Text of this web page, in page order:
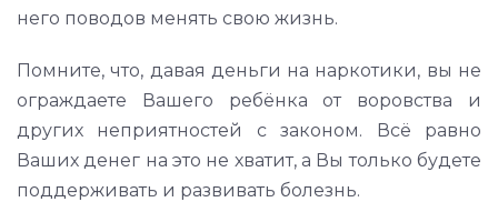
него поводов менять свою жизнь.
Помните, что, давая деньги на наркотики, вы не
ограждаете Вашего ребёнка от воровства и
других неприятностей с законом. Всё равно
Ваших денег на это не хватит, а Вы только будете
поддерживать и развивать болезнь.